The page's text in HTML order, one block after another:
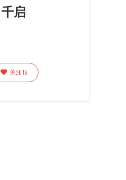
千启
 关注Ta